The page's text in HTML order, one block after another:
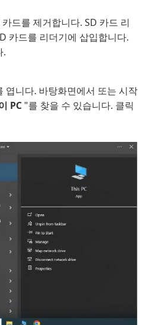
드를 제거합니다. SD 카드 리
카드를 리더기에 삽입합니다.
.
엽니다. 바탕화면에서 또는 시작
PC "를 찾을 수 있습니다. 클릭